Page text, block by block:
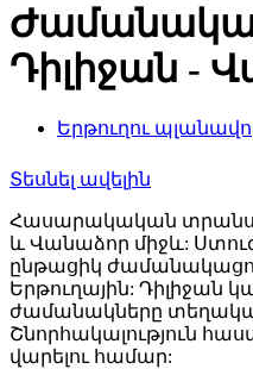
Դիլիջան -
Երթուղու
Տեսնել ավելին
Հասարակական
և Վանաձոր միջև:
ընթացիկ
Երթուղային: Դիլիջան
ժամանակները
Շնորհակալություն
վարելու համար: